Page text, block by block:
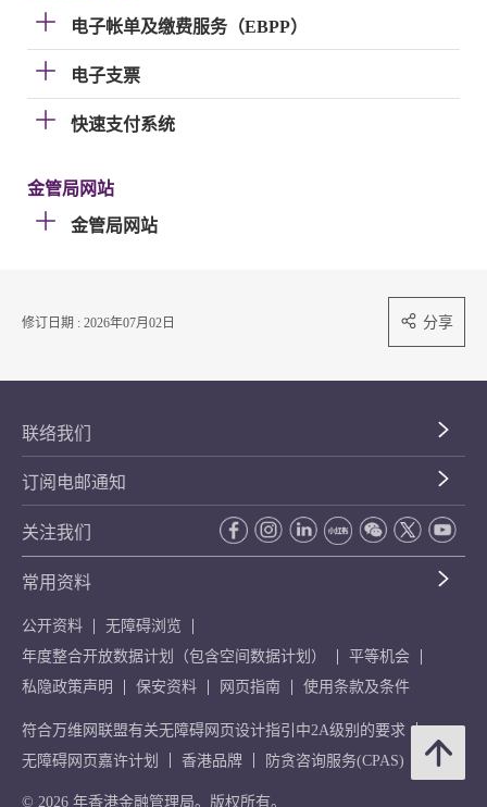
电子帐单及缴费服务（EBPP）
电子支票
快速支付系统
金管局网站
金管局网站
修订日期 : 2026年07月02日 分享
联络我们
订阅电邮通知
关注我们
常用资料
公开资料
无障碍浏览
年度整合开放数据计划（包含空间数据计划）
平等机会
私隐政策声明
保安资料 网页指南 使用条款及条件
符合万维网联盟有关无障碍网页设计指引中2A级别的要求
无障碍网页嘉许计划
香港品牌 防贪咨询服务(CPAS)
© 2026 年香港金融管理局。版权所有。